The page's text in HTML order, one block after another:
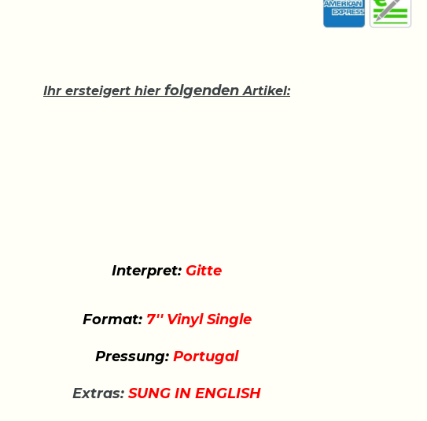
Ihr ersteigert hier folgenden Artikel:
Interpret: Gitte
Format:7'' Vinyl Single
Pressung: Portugal
Extras: SUNG IN ENGLISH